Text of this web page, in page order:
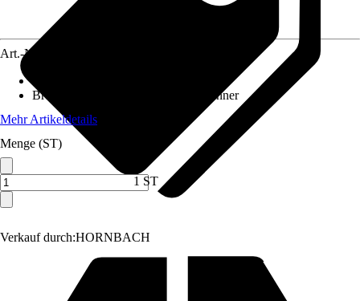
Verkauf durch:HORNBACH
Art.-Nr.
Brenneranzahl
6 Brenner, Seitenbrenner
Mehr Artikeldetails
Menge (ST)
1 ST